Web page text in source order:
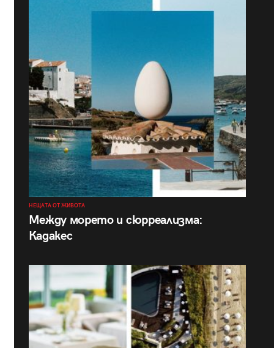
НЕЩАТА ОТ ЖИВОТА
Между морето и сюрреализма:
Кадакес